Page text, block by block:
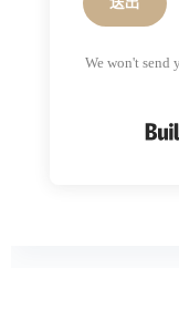
We won't send